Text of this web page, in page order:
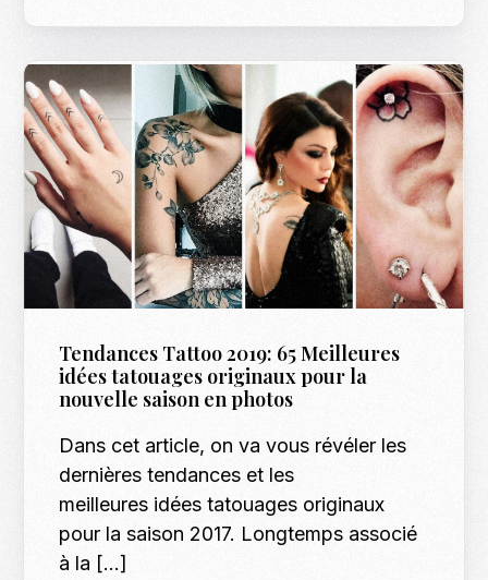
Tendances Tattoo 2019: 65 Meilleures
idées tatouages originaux pour la
nouvelle saison en photos
Dans cet article, on va vous révéler les
dernières tendances et les
meilleures idées tatouages originaux
pour la saison 2017. Longtemps associé
à la […]